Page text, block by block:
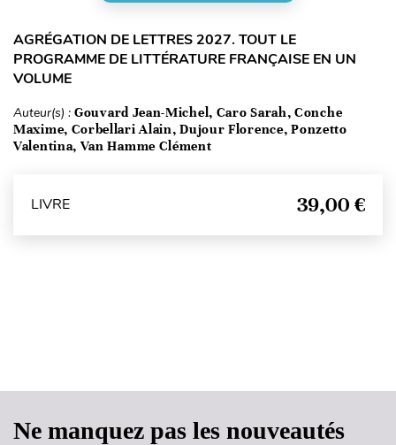
AGRÉGATION DE LETTRES 2027. TOUT LE
PROGRAMME DE LITTÉRATURE FRANÇAISE EN UN
VOLUME
Auteur(s) : Gouvard Jean-Michel, Caro Sarah, Conche
Maxime, Corbellari Alain, Dujour Florence, Ponzetto
Valentina, Van Hamme Clément
LIVRE 39,00 €
Ne manquez pas les nouveautés